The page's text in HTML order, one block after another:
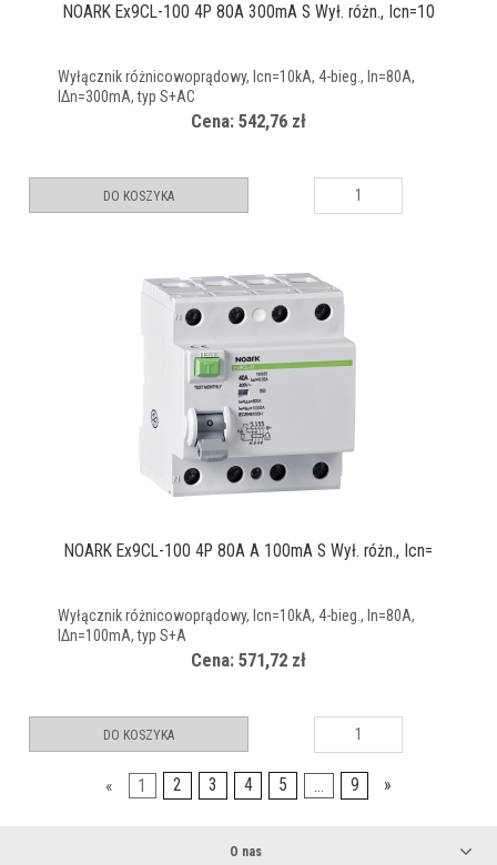
NOARK Ex9CL-100 4P 80A 300mA S Wył. różn., Icn=10
Wyłącznik różnicowoprądowy, Icn=10kA, 4-bieg., In=80A,
IΔn=300mA, typ S+AC
Cena: 542,76 zł
DO KOSZYKA
NOARK Ex9CL-100 4P 80A A 100mA S Wył. różn., Icn=
Wyłącznik różnicowoprądowy, Icn=10kA, 4-bieg., In=80A,
IΔn=100mA, typ S+A
Cena: 571,72 zł
DO KOSZYKA
« 1 2 3 4 5 9 »
O nas